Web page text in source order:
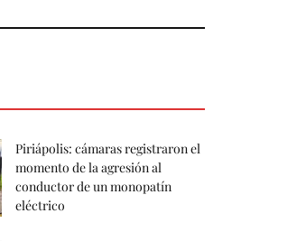
Piriápolis: cámaras registraron el
momento de la agresión al
conductor de un monopatín
eléctrico